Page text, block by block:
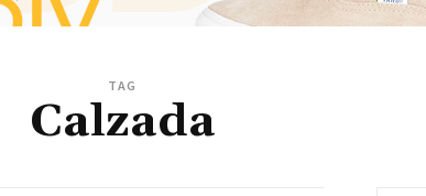
TAG
Calzada